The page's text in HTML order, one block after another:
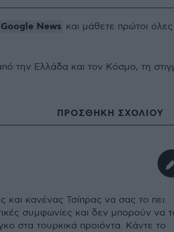
News και μάθετε πρώτοι όλες
την Ελλάδα και τον Κόσμο, τη
ΠΡΟΣΘΗΚΗ ΣΧΟΛΙΟΥ
κανένας Τσίπρας να σας το πει.
συμφωνίες και δεν μπορούν να
στα τουρκικά προιόντα. Κάντε το